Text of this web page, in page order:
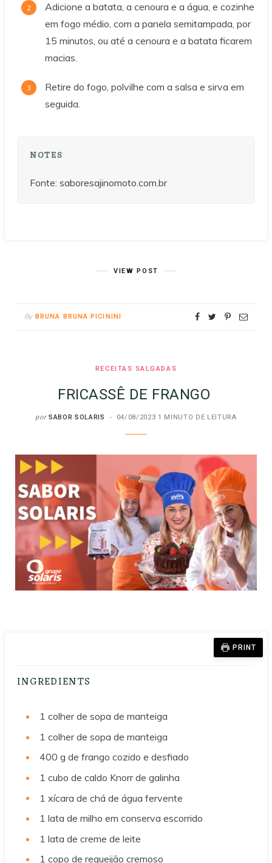
Adicione a batata, a cenoura e a água, e cozinhe
em fogo médio, com a panela semitampada, por
15 minutos, ou até a cenoura e a batata ficarem
macias.
Retire do fogo, polvilhe com a salsa e sirva em
seguida.
NOTES
Fonte: saboresajinomoto.com.br
VIEW POST
By BRUNA BRUNA PICININI
RECEITAS SALGADAS
FRICASSÊ DE FRANGO
por SABOR SOLARIS 04/08/2023 1 MINUTO DE LEITURA
PRINT
INGREDIENTS
1 colher de sopa de manteiga
1 colher de sopa de manteiga
400 g de frango cozido e desfiado
1 cubo de caldo Knorr de galinha
1 xícara de chá de água fervente
1 lata de milho em conserva escorrido
1 lata de creme de leite
1 copo de requeijão cremoso